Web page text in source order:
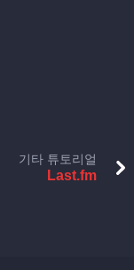
기타 튜토리얼
Last.fm